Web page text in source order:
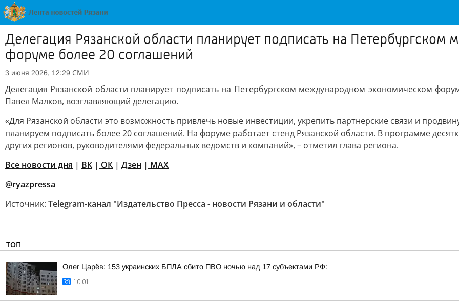
Делегация Рязанской области планирует подписать на
форуме более 20 соглашений
3 июня 2026, 12:29 СМИ
Делегация Рязанской области планирует подписать на Петербургском международном экономическом
Павел Малков, возглавляющий делегацию.
«Для Рязанской области это возможность привлечь новые инвестиции, укрепить партнерские связи и
планируем подписать более 20 соглашений. На форуме работает стенд Рязанской области. В программе
других регионов, руководителями федеральных ведомств и компаний», – отметил глава региона.
Все новости дня | ВК | ОК | Дзен | MAX
@ryazpressa
Источник: Telegram-канал "Издательство Пресса - новости Рязани и области"
ТОП
Олег Царёв: 153 украинских БПЛА сбито ПВО ночью над 17 субъектами РФ:
10:01